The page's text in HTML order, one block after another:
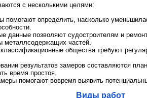
с несколькими целями:
помогают определить, насколько
данные позволяют судостроителям и
металлсодержащих частей.
общества требуют
результатов замеров составляются
время простоя.
помогают вовремя выявить
Виды работ